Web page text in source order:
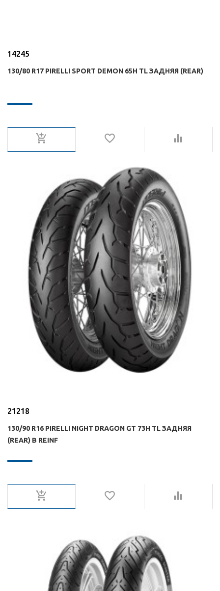
14245
130/80 R17 PIRELLI SPORT DEMON 65H TL ЗАДНЯЯ (REAR)
21218
130/90 R16 PIRELLI NIGHT DRAGON GT 73H TL ЗАДНЯЯ
(REAR) B REINF